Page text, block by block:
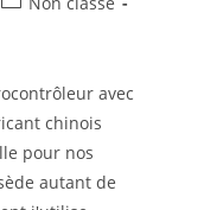
avec
chinois
pour nos
autant de